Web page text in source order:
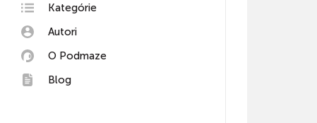
Kategórie
Autori
O Podmaze
Blog